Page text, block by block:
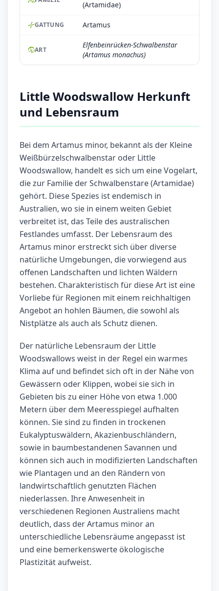
(Artamidae)
GATTUNG Artamus
ART
Elfenbeinrücken-Schwalbenstar
(Artamus monachus)
Little Woodswallow Herkunft
und Lebensraum
Bei dem Artamus minor, bekannt als der Kleine
Weißbürzelschwalbenstar oder Little
Woodswallow, handelt es sich um eine Vogelart,
die zur Familie der Schwalbenstare (Artamidae)
gehört. Diese Spezies ist endemisch in
Australien, wo sie in einem weiten Gebiet
verbreitet ist, das Teile des australischen
Festlandes umfasst. Der Lebensraum des
Artamus minor erstreckt sich über diverse
natürliche Umgebungen, die vorwiegend aus
offenen Landschaften und lichten Wäldern
bestehen. Charakteristisch für diese Art ist eine
Vorliebe für Regionen mit einem reichhaltigen
Angebot an hohlen Bäumen, die sowohl als
Nistplätze als auch als Schutz dienen.
Der natürliche Lebensraum der Little
Woodswallows weist in der Regel ein warmes
Klima auf und befindet sich oft in der Nähe von
Gewässern oder Klippen, wobei sie sich in
Gebieten bis zu einer Höhe von etwa 1.000
Metern über dem Meeresspiegel aufhalten
können. Sie sind zu finden in trockenen
Eukalyptuswäldern, Akazienbuschländern,
sowie in baumbestandenen Savannen und
können sich auch in modifizierten Landschaften
wie Plantagen und an den Rändern von
landwirtschaftlich genutzten Flächen
niederlassen. Ihre Anwesenheit in
verschiedenen Regionen Australiens macht
deutlich, dass der Artamus minor an
unterschiedliche Lebensräume angepasst ist
und eine bemerkenswerte ökologische
Plastizität aufweist.